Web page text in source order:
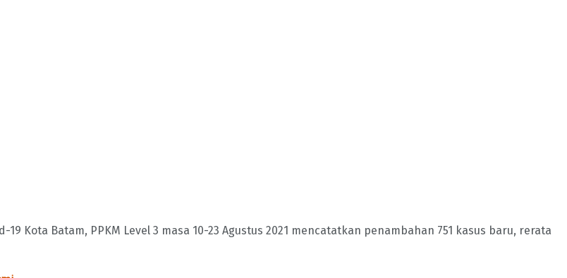
Kota Batam, PPKM Level 3 masa 10-23 Agustus 2021 mencatatkan penambahan 751 kasus baru, rerata